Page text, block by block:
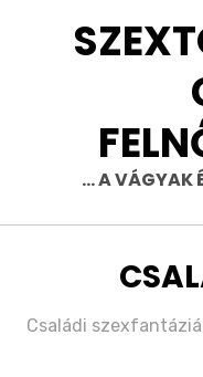
… A VÁGYAK
:
Családi